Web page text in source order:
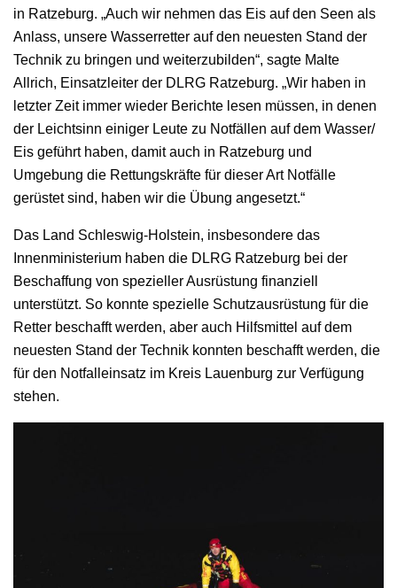
in Ratzeburg. „Auch wir nehmen das Eis auf den Seen als
Anlass, unsere Wasserretter auf den neuesten Stand der
Technik zu bringen und weiterzubilden“, sagte Malte
Allrich, Einsatzleiter der DLRG Ratzeburg. „Wir haben in
letzter Zeit immer wieder Berichte lesen müssen, in denen
der Leichtsinn einiger Leute zu Notfällen auf dem Wasser/
Eis geführt haben, damit auch in Ratzeburg und
Umgebung die Rettungskräfte für dieser Art Notfälle
gerüstet sind, haben wir die Übung angesetzt.“
Das Land Schleswig-Holstein, insbesondere das
Innenministerium haben die DLRG Ratzeburg bei der
Beschaffung von spezieller Ausrüstung finanziell
unterstützt. So konnte spezielle Schutzausrüstung für die
Retter beschafft werden, aber auch Hilfsmittel auf dem
neuesten Stand der Technik konnten beschafft werden, die
für den Notfalleinsatz im Kreis Lauenburg zur Verfügung
stehen.